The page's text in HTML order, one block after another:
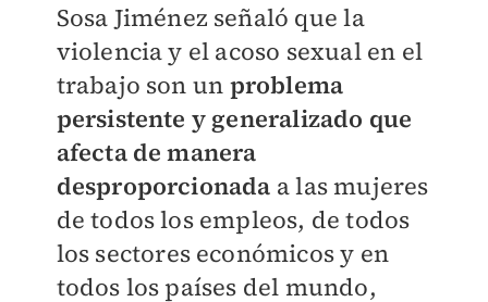
Sosa Jiménez señaló que la
violencia y el acoso sexual en el
trabajo son un problema
persistente y generalizado que
afecta de manera
desproporcionada a las mujeres
de todos los empleos, de todos
los sectores económicos y en
todos los países del mundo,